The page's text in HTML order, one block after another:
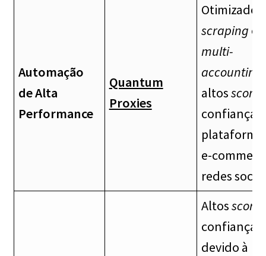
Automação
de Alta
Performance
Quantum
Proxies
Otimizado
scraping e
multi-
accounting
altosscores
confiança
e-
redes
Altosscores
confiança
devido à